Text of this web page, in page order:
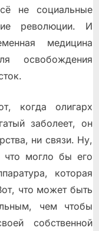
не социальные
революции. И
медицина
освобождения
когда олигарх
заболеет, он
ни связи. Ну,
что могло бы его
которая
что может быть
чем чтобы
собственной